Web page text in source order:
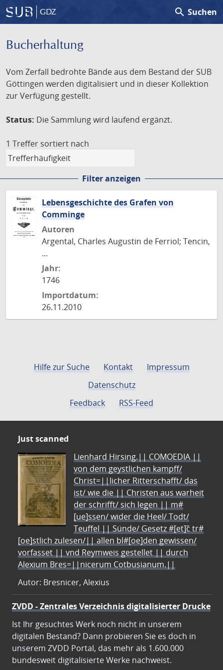
GDZ search Suchen
Bucherhaltung
Vom Zerfall bedrohte Bände aus dem Bestand der SUB
Göttingen werden digitalisiert und in dieser Kollektion
zur Verfügung gestellt.
Status: Die Sammlung wird laufend ergänzt.
1 Treffer sortiert nach
Filter anzeigen
Lebensgeschichte des Grafen von
Comminge
Autoren
Argental, Charles Augustin de Ferriol; Tencin,
...
Jahr:
1746
Importdatum:
26.11.2010
Hilfe zur Suche Kontakt
Impressum
Datenschutz
Feedback
RSS-Feed
Just scanned
Lienhard Hirsing.|| COMOEDIA ||
von dem geystlichen kampff/
Christ=||licher Ritterschafft/ das
ist/ wie die || Christen aus warheit
der schrifft/ sich legen || m#
[ue]ssen/ wider die Heel/ Todt/
Teuffel || Sünde/ Gesetz #[et]c̃ tr#
[oe]stlich zulesen/|| allen bl#[oe]den gewissen/
vorfasset || vnd Reymweis gestellet || durch
Alexium Bres=||nicerum Cotbusianum.||
Autor: Bresnicer, Alexius
ZVDD - Zentrales Verzeichnis digitalisierter Drucke
Ist Ihr gesuchtes Werk noch nicht in unserem
digitalen Bestand? Dann probieren Sie es doch in
unserem ZVDD Portal, das mehr als 1.600.000
bundesweit digitalisierte Werke nachweist.